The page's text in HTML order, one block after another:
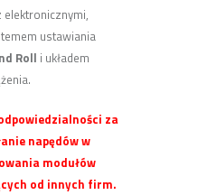
elektronicznymi,
ustawiania
Roll i układem
za
napędów w
modułów
od innych firm.